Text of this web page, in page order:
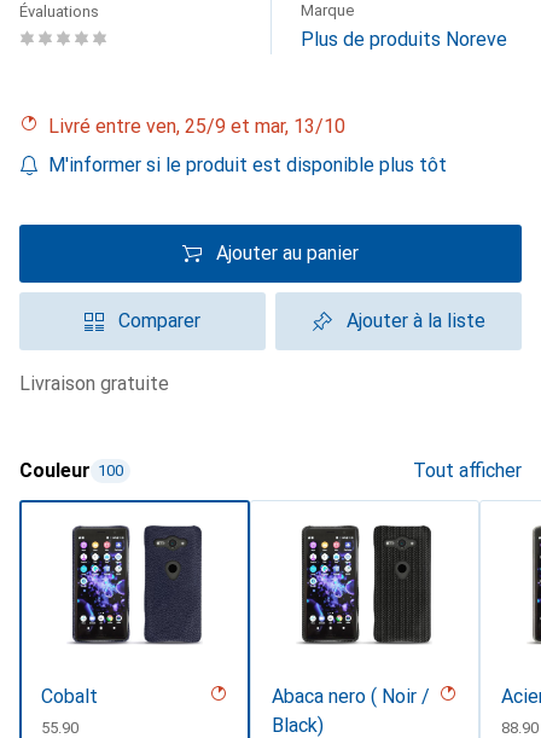
Évaluations Marque
Plus de produits Noreve
Livré entre ven, 25/9 et mar, 13/10
M'informer si le produit est disponible plus tôt
Ajouter au panier
Comparer Ajouter à la liste
livraison gratuite
Couleur 100 Tout afficher
Cobalt
CHF
55.90
Abaca nero ( Noir /
Black)
CHF
88.90